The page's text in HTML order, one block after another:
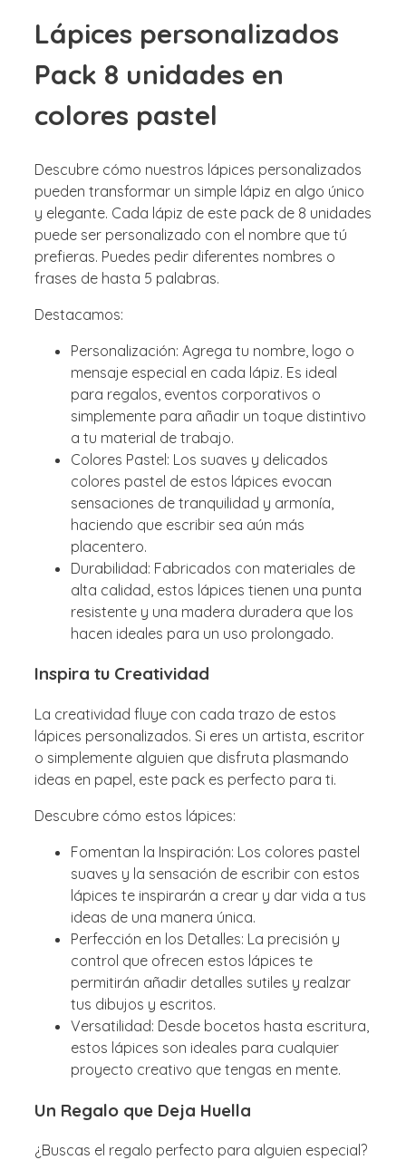
Lápices personalizados
Pack 8 unidades en
colores pastel
Descubre cómo nuestros lápices personalizados
pueden transformar un simple lápiz en algo único
y elegante. Cada lápiz de este pack de 8 unidades
puede ser personalizado con el nombre que tú
prefieras. Puedes pedir diferentes nombres o
frases de hasta 5 palabras.
Destacamos:
Personalización: Agrega tu nombre, logo o
mensaje especial en cada lápiz. Es ideal
para regalos, eventos corporativos o
simplemente para añadir un toque distintivo
a tu material de trabajo.
Colores Pastel: Los suaves y delicados
colores pastel de estos lápices evocan
sensaciones de tranquilidad y armonía,
haciendo que escribir sea aún más
placentero.
Durabilidad: Fabricados con materiales de
alta calidad, estos lápices tienen una punta
resistente y una madera duradera que los
hacen ideales para un uso prolongado.
Inspira tu Creatividad
La creatividad fluye con cada trazo de estos
lápices personalizados. Si eres un artista, escritor
o simplemente alguien que disfruta plasmando
ideas en papel, este pack es perfecto para ti.
Descubre cómo estos lápices:
Fomentan la Inspiración: Los colores pastel
suaves y la sensación de escribir con estos
lápices te inspirarán a crear y dar vida a tus
ideas de una manera única.
Perfección en los Detalles: La precisión y
control que ofrecen estos lápices te
permitirán añadir detalles sutiles y realzar
tus dibujos y escritos.
Versatilidad: Desde bocetos hasta escritura,
estos lápices son ideales para cualquier
proyecto creativo que tengas en mente.
Un Regalo que Deja Huella
¿Buscas el regalo perfecto para alguien especial?